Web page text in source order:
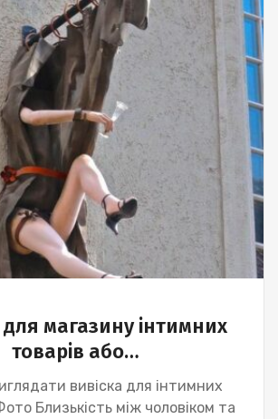
для магазину інтимних
товарів або…
вивіска для інтимних
Близькість між чоловіком та